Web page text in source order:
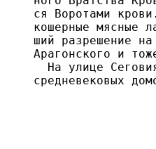
ся Воротами
кошерные мясные
ший разрешение
Арагонского и
На улице
средневековых